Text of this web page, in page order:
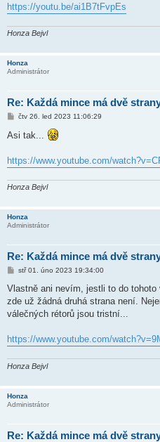
e
k
https://youtu.be/ai1B7tFvpEs
Honza Bejvl
Honza
Administrátor
Re: Každá mince má dvě
P
í
s
ě
v
k
čtv 26. led 2023 11:06:29
Asi tak...
https://www.youtube.com/
Honza Bejvl
Honza
Administrátor
Re: Každá mince má dvě
P
í
p
ě
k
stř 01. úno 2023 19:34:00
Vlastně ani nevím, jestli to do
zde už žádná druhá strana není.
válečných rétorů jsou tristní...
https://www.youtube.com/
Honza Bejvl
Honza
Administrátor
Re: Každá mince má dvě